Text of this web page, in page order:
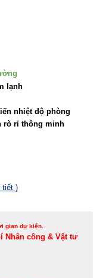
lạnh
nhiệt độ phòng
rò rỉ thông minh
tiết )
gian dự kiến.
Nhân công & Vật tư